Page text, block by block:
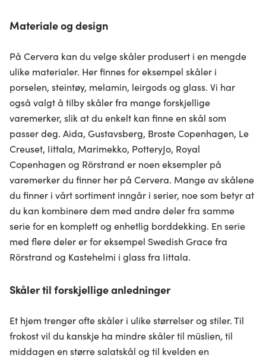
Materiale og design
På Cervera kan du velge skåler produsert i en mengde
ulike materialer. Her finnes for eksempel skåler i
porselen, steintøy, melamin, leirgods og glass. Vi har
også valgt å tilby skåler fra mange forskjellige
varemerker, slik at du enkelt kan finne en skål som
passer deg. Aida, Gustavsberg, Broste Copenhagen, Le
Creuset, Iittala, Marimekko, PotteryJo, Royal
Copenhagen og Rörstrand er noen eksempler på
varemerker du finner her på Cervera. Mange av skålene
du finner i vårt sortiment inngår i serier, noe som betyr at
du kan kombinere dem med andre deler fra samme
serie for en komplett og enhetlig borddekking. En serie
med flere deler er for eksempel Swedish Grace fra
Rörstrand og Kastehelmi i glass fra Iittala.
Skåler til forskjellige anledninger
Et hjem trenger ofte skåler i ulike størrelser og stiler. Til
frokost vil du kanskje ha mindre skåler til müslien, til
middagen en større salatskål og til kvelden en